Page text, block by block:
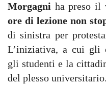
Morgagni ha preso il
ore di lezione non
di sinistra per
L’iniziativa, a cui gli
gli studenti e la
del plesso universitario.